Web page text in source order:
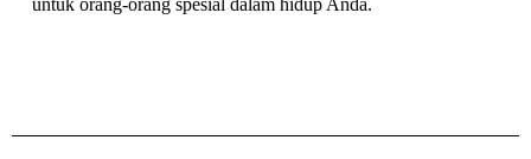
untuk orang-orang spesial dalam hidup Anda.